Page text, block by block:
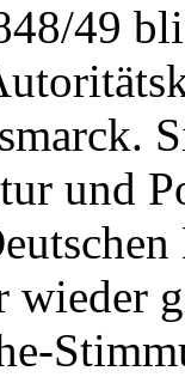
49
und